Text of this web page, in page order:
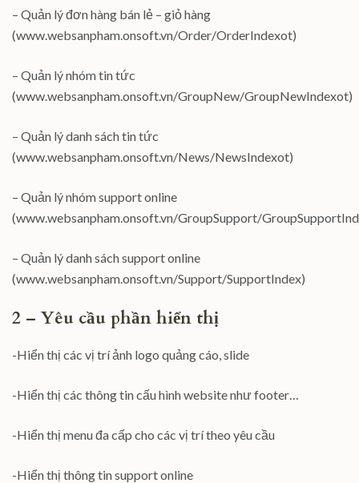
– Quản lý đơn hàng bán lẻ – giỏ hàng
(www.websanpham.onsoft.vn/Order/OrderIndexot)
– Quản lý nhóm tin tức
(www.websanpham.onsoft.vn/GroupNew/GroupNewIndexot)
– Quản lý danh sách tin tức
(www.websanpham.onsoft.vn/News/NewsIndexot)
– Quản lý nhóm support online
(www.websanpham.onsoft.vn/GroupSupport/
– Quản lý danh sách support online
(www.websanpham.onsoft.vn/Support/SupportIndex)
2 – Yêu cầu phần hiển thị
-Hiển thị các vị trí ảnh logo quảng cáo, slide
-Hiển thị các thông tin cấu hình website như footer…
-Hiển thị menu đa cấp cho các vị trí theo yêu cầu
-Hiển thị thông tin support online